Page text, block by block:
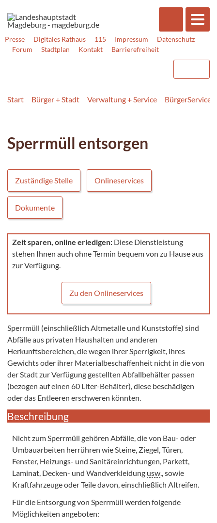
Presse Digitales Rathaus 115 Impressum
Datenschutz
Forum
Stadtplan Kontakt Barrierefreiheit
Start Bürger + Stadt Verwaltung + Service BürgerService
Sperrmüll entsorgen
Zuständige Stelle Onlineservices
Dokumente
Zeit sparen, online erledigen: Diese Dienstleistung
stehen Ihnen auch ohne Termin bequem von zu Hause aus
zur Verfügung.
Zu den Onlineservices
Sperrmüll (einschließlich Altmetalle und Kunststoffe) sind
Abfälle aus privaten Haushalten und anderen
Herkunftsbereichen, die wegen ihrer Sperrigkeit, ihres
Gewichts oder ihrer Materialbeschaffenheit nicht in die von
der Stadt zur Verfügung gestellten Abfallbehälter passen
(bezogen auf einen 60 Liter-Behälter), diese beschädigen
oder das Entleeren erschweren könnten.
Beschreibung
Nicht zum Sperrmüll gehören Abfälle, die von Bau- oder
Umbauarbeiten herrühren wie Steine, Ziegel, Türen,
Fenster, Heizungs- und Sanitäreinrichtungen, Parkett,
Laminat, Decken- und Wandverkleidung usw ., sowie
Kraftfahrzeuge oder Teile davon, einschließlich Altreifen.
Für die Entsorgung von Sperrmüll werden folgende
Möglichkeiten angeboten: